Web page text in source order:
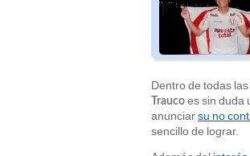
Dentro de todas
Trauco es sin duda
anunciarsu no
sencillo de lograr.